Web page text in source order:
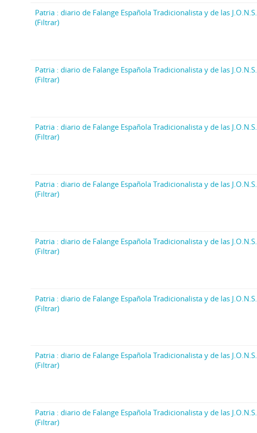
Patria : diario de Falange Española Tradicionalista y de las J.O.N.S.
(Filtrar)
Patria : diario de Falange Española Tradicionalista y de las J.O.N.S.
(Filtrar)
Patria : diario de Falange Española Tradicionalista y de las J.O.N.S.
(Filtrar)
Patria : diario de Falange Española Tradicionalista y de las J.O.N.S.
(Filtrar)
Patria : diario de Falange Española Tradicionalista y de las J.O.N.S.
(Filtrar)
Patria : diario de Falange Española Tradicionalista y de las J.O.N.S.
(Filtrar)
Patria : diario de Falange Española Tradicionalista y de las J.O.N.S.
(Filtrar)
Patria : diario de Falange Española Tradicionalista y de las J.O.N.S.
(Filtrar)